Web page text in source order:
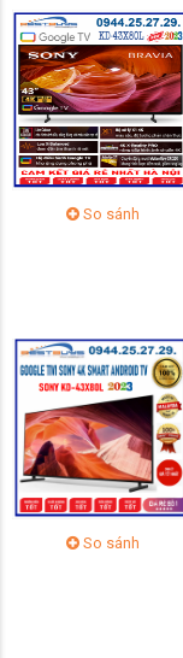
So sánh
So sánh